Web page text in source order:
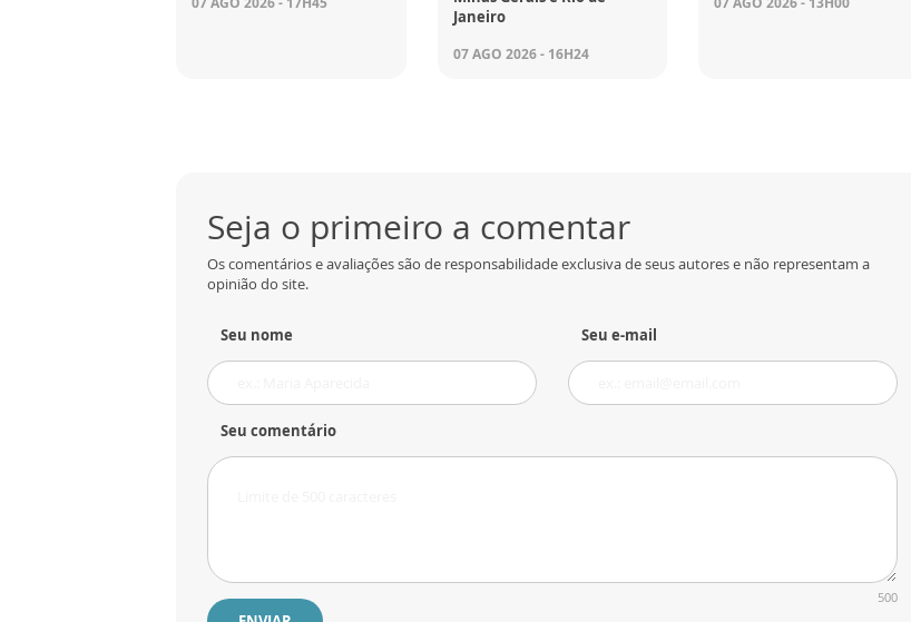
Janeiro
07 AGO 2026 - 16H24
Seja o primeiro a comentar
Os comentários e avaliações são de responsabilidade exclusiva de seus autores e não representam a
opinião do site.
Seu nome Seu e-mail
Seu comentário
500